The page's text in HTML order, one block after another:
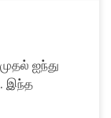
ஐந்து
இந்த